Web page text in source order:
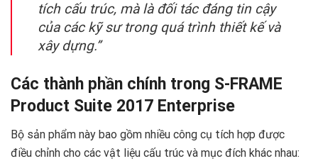
tích cấu trúc, mà là đối tác đáng tin cậy
của các kỹ sư trong quá trình thiết kế và
xây dựng.”
Các thành phần chính trong S-FRAME
Product Suite 2017 Enterprise
Bộ sản phẩm này bao gồm nhiều công cụ tích hợp được
điều chỉnh cho các vật liệu cấu trúc và mục đích khác nhau: